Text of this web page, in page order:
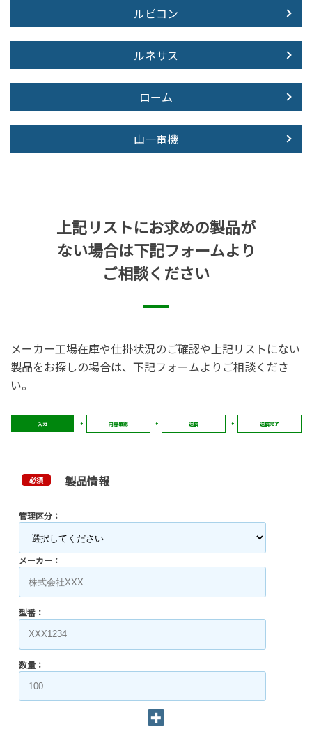
ルビコン
ルネサス
ローム
山一電機
上記リストにお求めの製品が
ない場合は下記フォームより
ご相談ください
メーカー工場在庫や仕掛状況のご確認や上記リストにない
製品をお探しの場合は、下記フォームよりご相談くださ
い。
入力 内容確認 送信 送信完了
必須 製品情報
管理区分：
メーカー：
型番：
数量：